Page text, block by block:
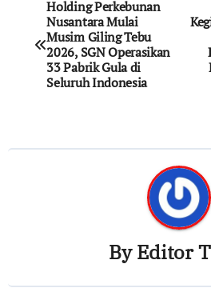
navigation
Holding Perkebunan
Nusantara Mulai
Musim Giling Tebu
2026, SGN Operasikan
33 Pabrik Gula di
Seluruh Indonesia
ByEditor